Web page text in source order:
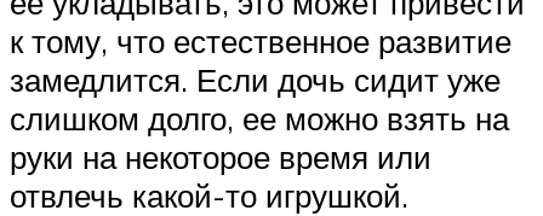
к тому, что естественное развитие
замедлится. Если дочь сидит уже
слишком долго, ее можно взять на
руки на некоторое время или
отвлечь какой-то игрушкой.